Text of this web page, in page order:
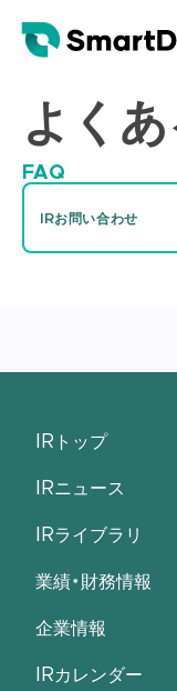
よく
FAQ
IRお問い合わせ
IRトップ
IRニュース
IRライブラリ
業績・財務情報
企業情報
IRカレンダー
証券コードを
過去の業績は